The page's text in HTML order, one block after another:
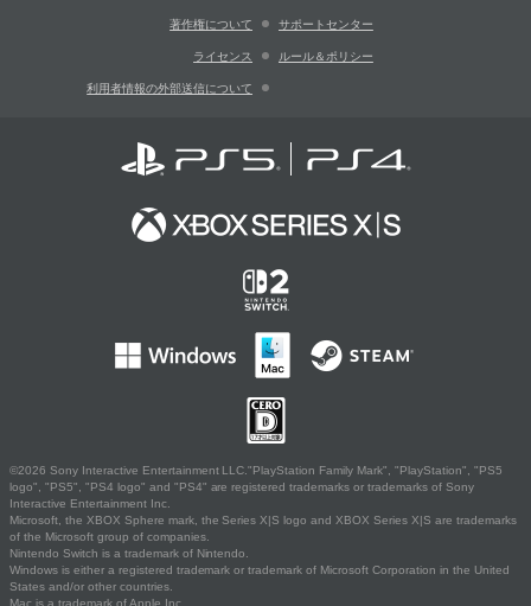
著作権について サポートセンター
ライセンス ルール＆ポリシー
利用者情報の外部送信について
©2026 Sony Interactive Entertainment LLC."PlayStation Family Mark", "PlayStation", "PS5
logo", "PS5", "PS4 logo" and "PS4" are registered trademarks or trademarks of Sony
Interactive Entertainment Inc.
Microsoft, the XBOX Sphere mark, the Series X|S logo and XBOX Series X|S are trademarks
of the Microsoft group of companies.
Nintendo Switch is a trademark of Nintendo.
Windows is either a registered trademark or trademark of Microsoft Corporation in the United
States and/or other countries.
Mac is a trademark of Apple Inc.